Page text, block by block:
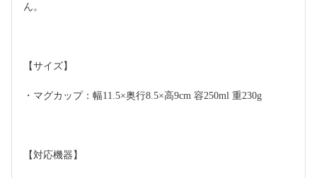
ん。
【サイズ】
・マグカップ：幅11.5×奥行8.5×高9cm 容250ml 重230g
【対応機器】